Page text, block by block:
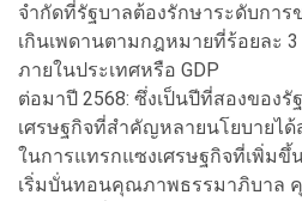
จำกัดที่รัฐบาลต้องรักษาระดับกา
เกินเพดานตามกฎหมายที่ร้อยละ
ภายในประเทศหรือ GDP
ต่อมาปี 2568: ซึ่งเป็นปีที่สองของรั
เศรษฐกิจที่สำคัญหลายนโยบายไ
ในการแทรกแซงเศรษฐกิจที่เพิ่มขึ้
เริ่มบั่นทอนคุณภาพธรรมาภิบาล